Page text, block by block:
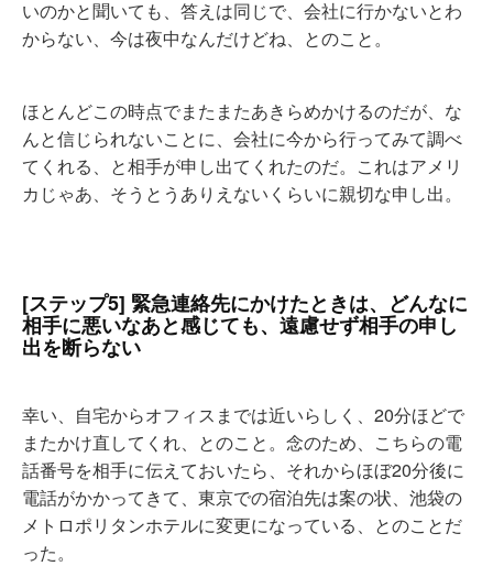
いのかと聞いても、答えは同じで、会社に行かないとわ
からない、今は夜中なんだけどね、とのこと。
ほとんどこの時点でまたまたあきらめかけるのだが、な
んと信じられないことに、会社に今から行ってみて調べ
てくれる、と相手が申し出てくれたのだ。これはアメリ
カじゃあ、そうとうありえないくらいに親切な申し出。
[ステップ5] 緊急連絡先にかけたときは、どんなに
相手に悪いなあと感じても、遠慮せず相手の申し
出を断らない
幸い、自宅からオフィスまでは近いらしく、20分ほどで
またかけ直してくれ、とのこと。念のため、こちらの電
話番号を相手に伝えておいたら、それからほぼ20分後に
電話がかかってきて、東京での宿泊先は案の状、池袋の
メトロポリタンホテルに変更になっている、とのことだ
った。